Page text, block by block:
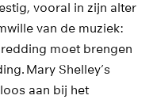
vooral in zijn alter
van de muziek:
moet brengen
Mary Shelley’s
aan bij het
Inzoomen